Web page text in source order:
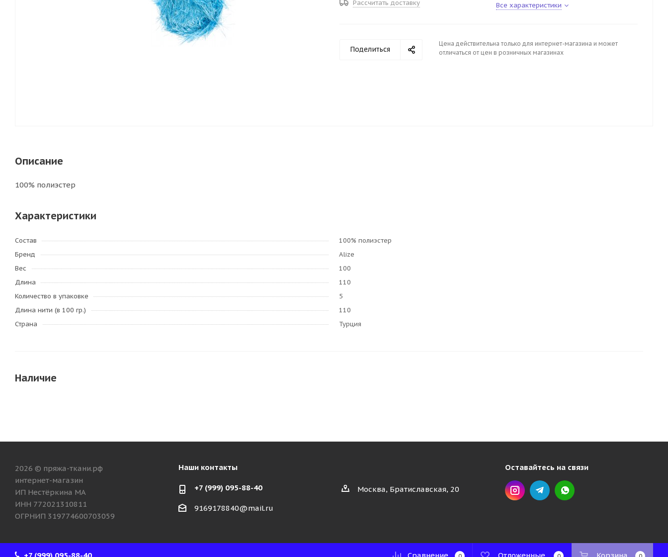
Рассчитать доставку
Все характеристики
Поделиться
Цена действительна только для интернет-магазина и может
отличаться от цен в розничных магазинах
Описание
100% полиэстер
Характеристики
Состав
100% полиэстер
Бренд
Alize
Вес
100
Длина
110
Количество в упаковке
5
Длина нити (в 100 гр.)
110
Страна
Турция
Наличие
2026 © пряжа-ткани.рф
интернет-магазин
ИП Нестёркина МА
ИНН 772021310811
ОГРНИП 319774600703059
Наши контакты
+7 (999) 095-88-40
9169178840@mail.ru
Москва, Братиславская, 20
Оставайтесь на связи